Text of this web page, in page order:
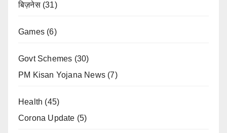
बिज़नेस(31)
Games (6)
Govt Schemes (30)
PM Kisan Yojana News (7)
Health (45)
Corona Update (5)